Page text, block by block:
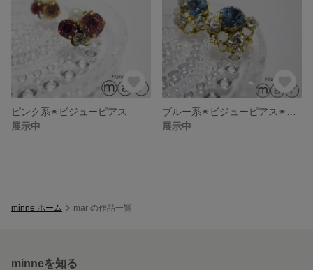
ピンク系✴︎ビジューピアス
展示中
展示中
minne ホーム mar の作品一覧
minneを知る